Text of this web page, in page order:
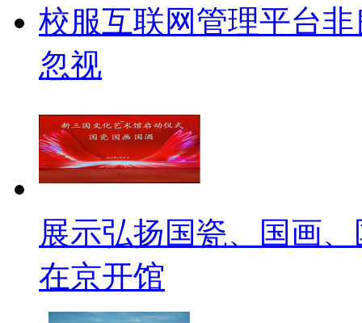
校服互联网管理平台
忽视
展示弘扬国瓷、国画
在京开馆